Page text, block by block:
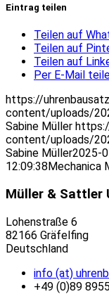
Eintrag teilen
Teilen auf
Teilen auf
Teilen auf
Per E-Mail
https://
content/uploads/
Sabine Müller
content/uploads/
Sabine Müller2025-
12:09:38Mechanica
Müller & Sattler
Lohenstraße 6
82166 Gräfelfing
Deutschland
info (at)
+49 (0)89